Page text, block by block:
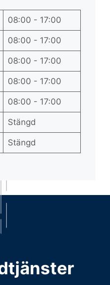
08:00 - 17:00
08:00 - 17:00
08:00 - 17:00
08:00 - 17:00
08:00 - 17:00
Stängd
Stängd